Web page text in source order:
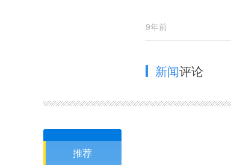
9年前
新闻评论
推荐